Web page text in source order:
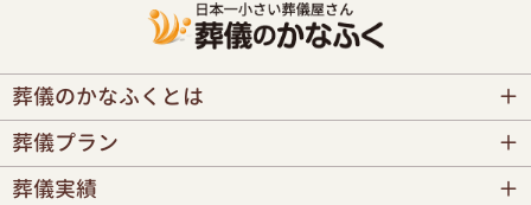
葬儀のかなふくとは
葬儀プラン
葬儀実績